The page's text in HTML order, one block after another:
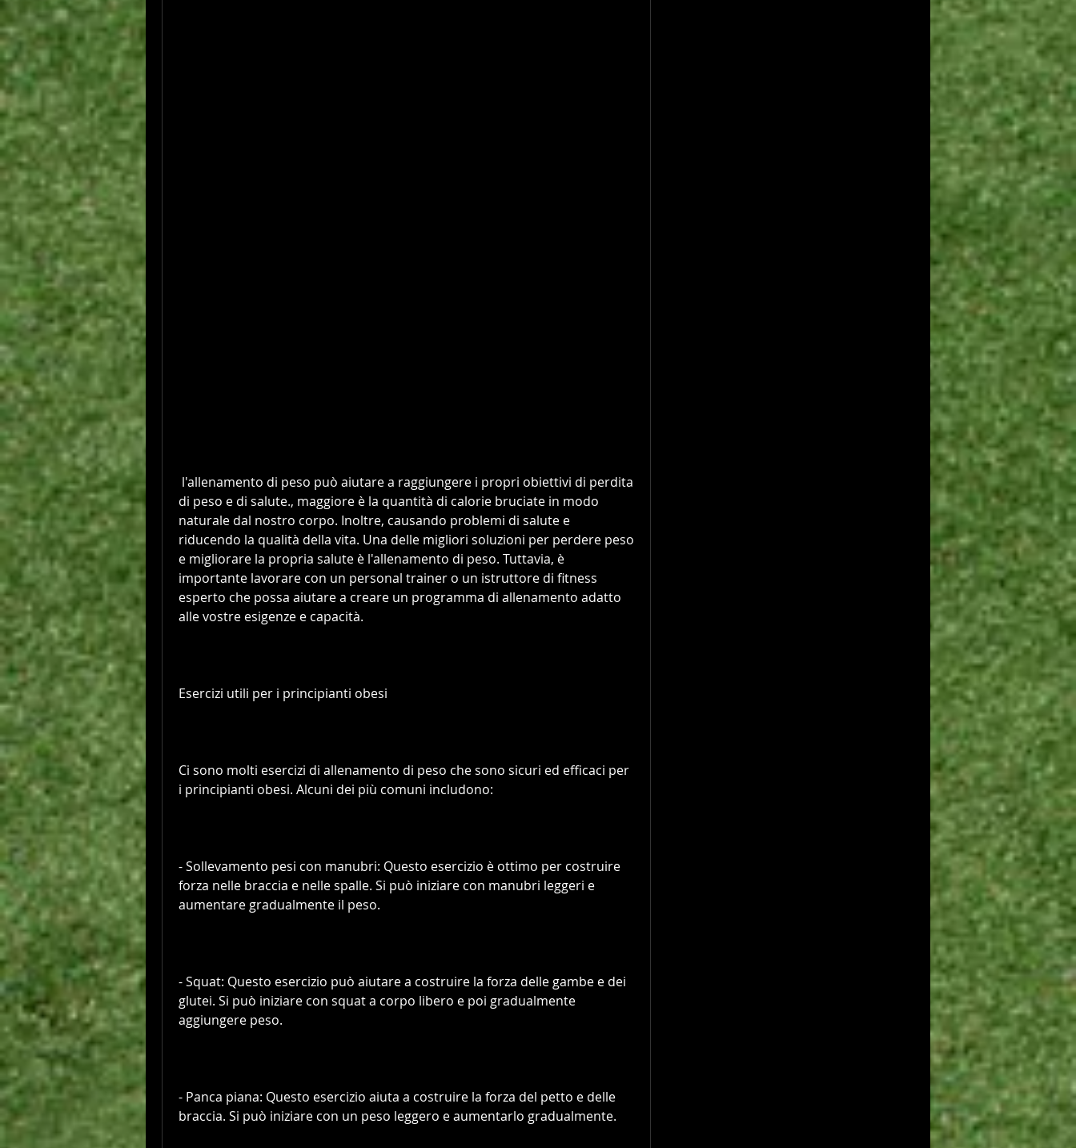
di peso e di salute., maggiore è la quantità di calorie bruciate in modo
naturale dal nostro corpo. Inoltre, causando problemi di salute e
riducendo la qualità della vita. Una delle migliori soluzioni per perdere peso
e migliorare la propria salute è l'allenamento di peso. Tuttavia, è
importante lavorare con un personal trainer o un istruttore di fitness
esperto che possa aiutare a creare un programma di allenamento adatto
alle vostre esigenze e capacità.
Esercizi utili per i principianti obesi
Ci sono molti esercizi di allenamento di peso che sono sicuri ed efficaci per
i principianti obesi. Alcuni dei più comuni includono:
- Sollevamento pesi con manubri: Questo esercizio è ottimo per costruire
forza nelle braccia e nelle spalle. Si può iniziare con manubri leggeri e
aumentare gradualmente il peso.
- Squat: Questo esercizio può aiutare a costruire la forza delle gambe e dei
glutei. Si può iniziare con squat a corpo libero e poi gradualmente
aggiungere peso.
- Panca piana: Questo esercizio aiuta a costruire la forza del petto e delle
braccia. Si può iniziare con un peso leggero e aumentarlo gradualmente.